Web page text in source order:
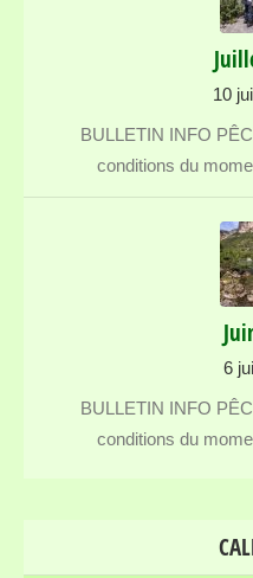
10
BULLETIN INFO
conditions du
6
BULLETIN INFO
conditions du